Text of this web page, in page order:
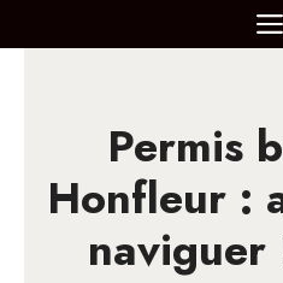
au
Permis
Honfleur :